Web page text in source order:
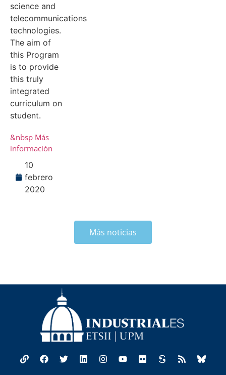
science and
telecommunications
technologies.
The aim of
this Program
is to provide
this truly
integrated
curriculum on
student.
&nbsp Más
información
10
febrero
2020
Más noticias